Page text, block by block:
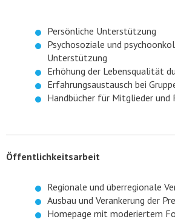
Persönliche Unterstützung
Psychosoziale und
Unterstützung
Erhöhung der Lebensqualität
Erfahrungsaustausch bei
Handbücher für Mitglieder und
Öffentlichkeitsarbeit
Regionale und überregionale
Ausbau und Verankerung der
Homepage mit moderiertem